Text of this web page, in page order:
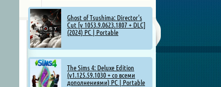
Ghost of Tsushima: Director's
Cut [v 1053.9.0623.1807 + DLC]
(2024) PC | Portable
The Sims 4: Deluxe Edition
(v1.125.59.1030 + со всеми
дополнениями) PC | Portable